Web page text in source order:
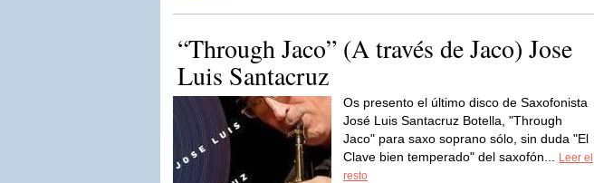
“Through Jaco” (A través de Jaco) Jose
Luis Santacruz
Os presento el último disco de Saxofonista
José Luis Santacruz Botella, "Through
Jaco" para saxo soprano sólo, sin duda "El
Clave bien temperado" del saxofón...
Leer el
resto